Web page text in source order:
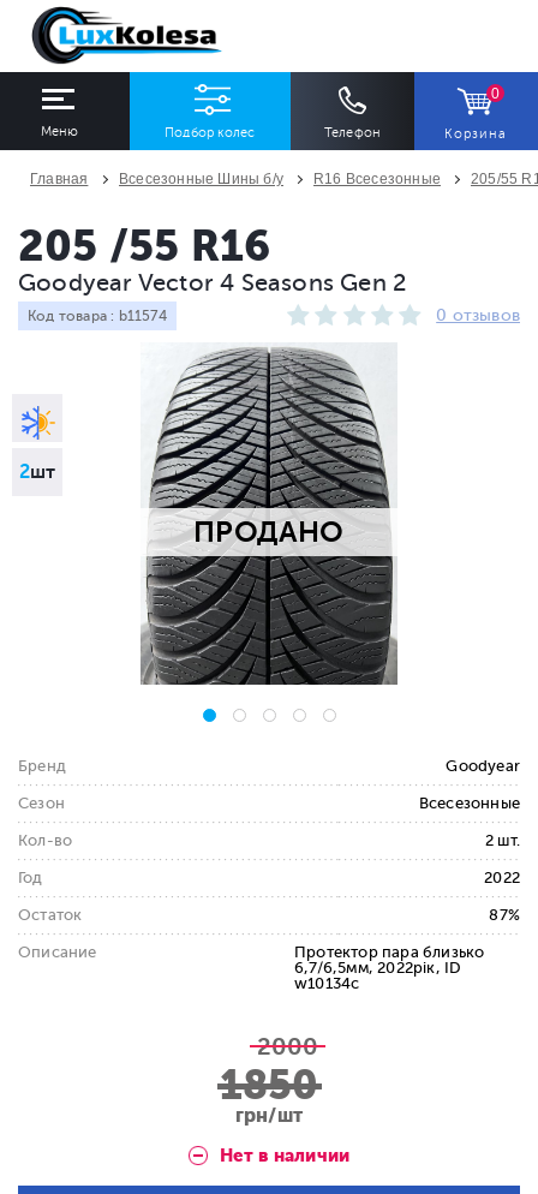
Меню Подбор колес Телефон
0
Корзина
Ширина
Все
Профиль Диаметр
Все
Все
Количество
Все
ПОДОБРАТЬ
Главная Всесезонные Шины б/у R16 Всесезонные 205/55
ПРОДАНО
2шт
205 /55 R16
Goodyear Vector 4 Seasons Gen 2
Код товара : b11574 0 отзывов
Бренд Goodyear
Сезон Всесезонные
Кол-во 2 шт.
Год 2022
Остаток 87%
Описание
Протектор пара близько
6,7/6,5мм, 2022рік, ID
w10134c
2000
1850
грн/шт
Нет в наличии